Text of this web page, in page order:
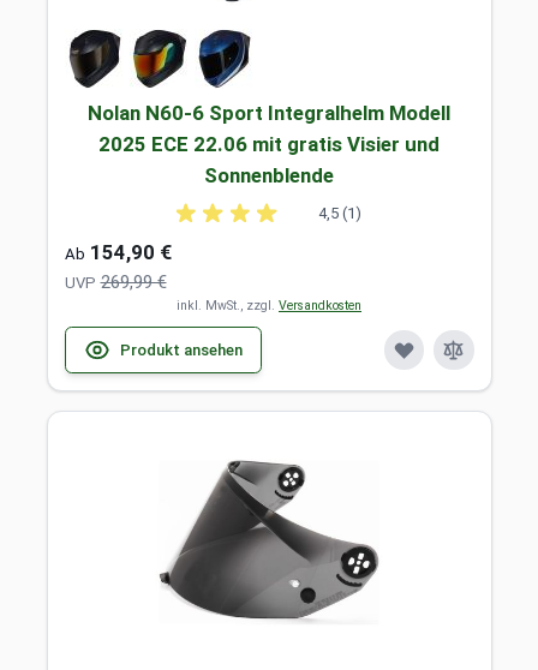
Nolan N60-6 Sport Integralhelm Modell
2025 ECE 22.06 mit gratis Visier und
Sonnenblende
4,5 (1)
Ab 154,90 €
UVP 269,99 €
inkl. MwSt., zzgl. Versandkosten
Produkt ansehen